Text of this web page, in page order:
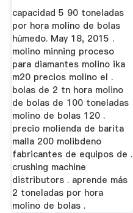
capacidad 5 90 toneladas
por hora molino de bolas
húmedo. May 18, 2015 .
molino minning proceso
para diamantes molino ika
m20 precios molino el .
bolas de 2 tn hora molino
de bolas de 100 toneladas
molino de bolas 120 .
precio molienda de barita
malla 200 molibdeno
fabricantes de equipos de .
crushing machine
distributors . aprende más
2 toneladas por hora
molino de bolas .